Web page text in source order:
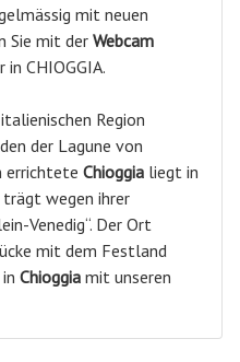
mit neuen
Sie mit der Webcam
CHIOGGIA.
Region
der Lagune von
errichtete Chioggia liegt in
trägt wegen ihrer
Venedig“. Der Ort
mit dem Festland
Chioggia mit unseren